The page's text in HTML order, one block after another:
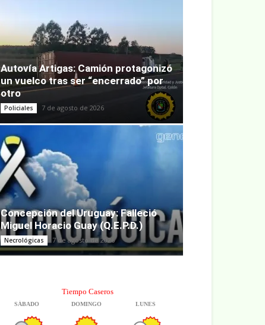
Autovía Artigas: Camión protagonizó
un vuelco tras ser “encerrado” por
otro
Policiales 7 de agosto de 2026
Concepción del Uruguay: Falleció
Miguel Horacio Guay (Q.E.P.D.)
Necrológicas 7 de agosto de 2026